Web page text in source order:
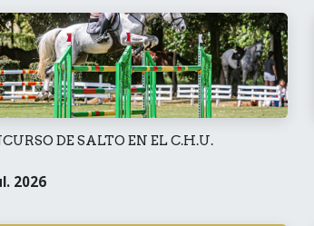
DE SALTO EN EL C.H.U.
2026